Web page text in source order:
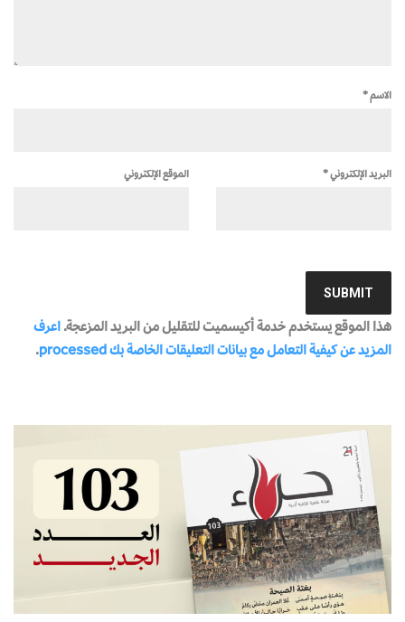
الاسم*
البريد الإلكتروني* الموقع الإلكتروني
هذا الموقع يستخدم خدمة أكيسميت للتقليل من البريد المزعجة. اعرف
المزيد عن كيفية التعامل مع بيانات التعليقات الخاصة بك processed
.